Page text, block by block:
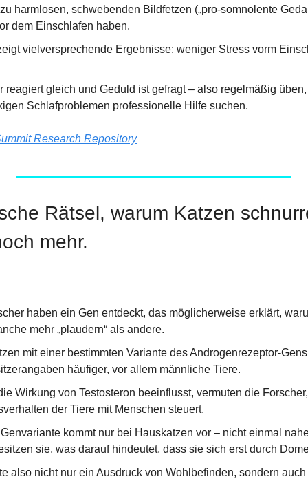
harmlosen, schwebenden Bildfetzen („pro-somnolente
dem Einschlafen haben.
vielversprechende Ergebnisse: weniger Stress vorm
reagiert gleich und Geduld ist gefragt – also regelmäßig
Schlafproblemen professionelle Hilfe suchen.
Research Repository
Rätsel, warum Katzen
mehr.
haben ein Gen entdeckt, das möglicherweise erklärt,
mehr „plaudern“ als andere.
mit einer bestimmten Variante des Androgenrezeptor-
häufiger, vor allem männliche Tiere.
Wirkung von Testosteron beeinflusst, vermuten die
der Tiere mit Menschen steuert.
kommt nur bei Hauskatzen vor – nicht einmal
sie, was darauf hindeutet, dass sie sich erst durch
also nicht nur ein Ausdruck von Wohlbefinden, sondern